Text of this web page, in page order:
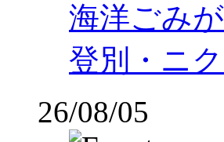
海洋ごみ
登別・ニ
26/08/05